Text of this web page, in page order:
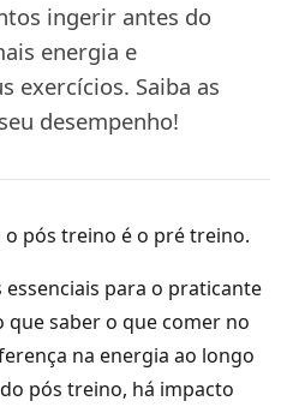
ingerir antes do
energia e
exercícios. Saiba as
desempenho!
pós treino é o pré treino.
essenciais para o praticante
que saber o que comer no
na energia ao longo
pós treino, há impacto